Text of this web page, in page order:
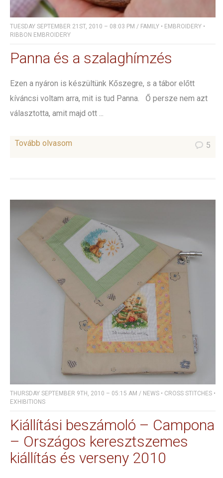
TUESDAY SEPTEMBER 21ST, 2010 – 08:03 PM / FAMILY • EMBROIDERY •
RIBBON EMBROIDERY
Panna és a szalaghímzés
Ezen a nyáron is készültünk Kőszegre, s a tábor előtt
kíváncsi voltam arra, mit is tud Panna. Ő persze nem azt
választotta, amit majd ott ...
Tovább olvasom 5
THURSDAY SEPTEMBER 9TH, 2010 – 05:15 AM / NEWS • CROSS STITCHES •
EXHIBITIONS
Kiállítási beszámoló – Campona
– Országos keresztszemes
kiállítás és verseny 2010